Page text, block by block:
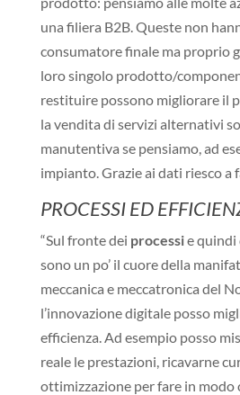
una filiera B2B. Queste non
consumatore finale ma proprio
loro singolo prodotto/
restituire possono migliorare il
la vendita di servizi alternativi
manutentiva se pensiamo, ad
impianto. Grazie ai dati riesco a
PROCESSI ED
“Sul fronte dei processie quindi
sono un po’ il cuore della
meccanica e meccatronica del
l’innovazione digitale posso
efficienza. Ad esempio posso
reale le prestazioni, ricavarne
ottimizzazione per fare in modo